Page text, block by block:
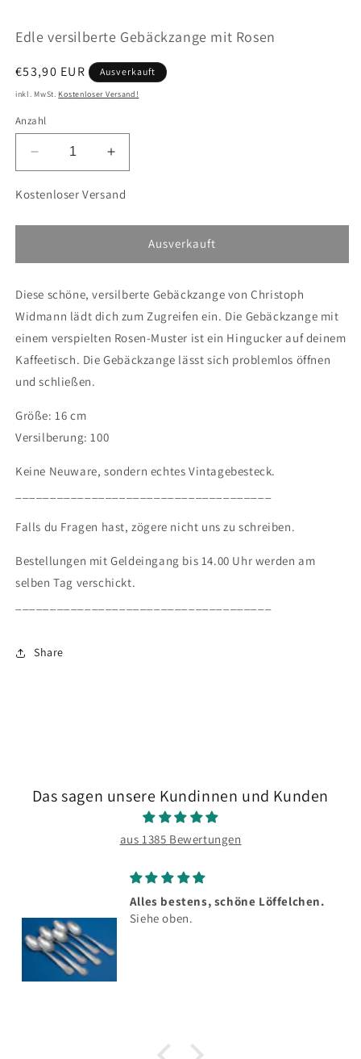
Edle versilberte Gebäckzange mit Rosen
Normaler
Preis
€53,90 EUR Ausverkauft
inkl. MwSt. Kostenloser Versand!
Anzahl
Verringere
die
Menge
Edle
Gebäckzange
Rosen
Erhöhe
die
Menge
Edle
versilberte
Gebäckzange
Rosen
Kostenloser Versand
Ausverkauft
Diese schöne, versilberte Gebäckzange von Christoph
Widmann lädt dich zum Zugreifen ein. Die Gebäckzange mit
einem verspielten Rosen-Muster ist ein Hingucker auf deinem
Kaffeetisch. Die Gebäckzange lässt sich problemlos öffnen
und schließen.
Größe: 16 cm
Versilberung: 100
Keine Neuware, sondern echtes Vintagebesteck.
Falls du Fragen hast, zögere nicht uns zu schreiben.
Bestellungen mit Geldeingang bis 14.00 Uhr werden am
selben Tag verschickt.
Share
Das sagen unsere Kundinnen und Kunden
aus 1385 Bewertungen
Alles bestens, schöne Löffelchen.
Siehe oben.